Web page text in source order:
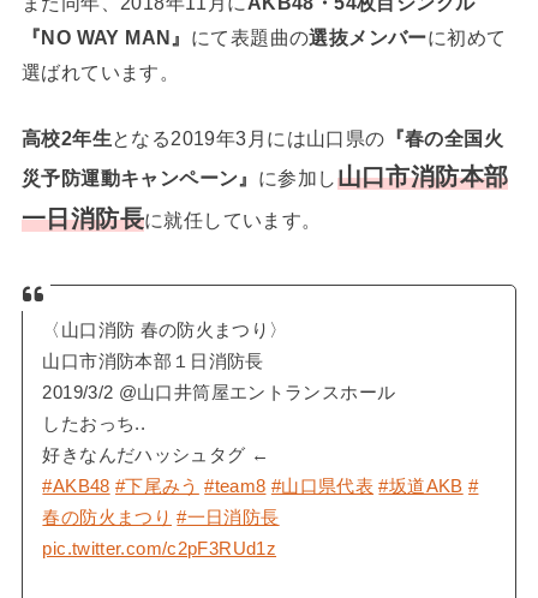
『NO WAY MAN』 にて表題曲の選抜メンバーに初めて
選ばれています。
高校2年生となる2019年3月には山口県の 『春の全国火
災予防運動キャンペーン』 に参加し山口市消防本部
一日消防長に就任しています。
〈山口消防 春の防火まつり〉
山口市消防本部１日消防長
2019/3/2 @山口井筒屋エントランスホール
したおっち..
好きなんだハッシュタグ ←
#AKB48 #下尾みう #team8 #山口県代表 #坂道AKB #
春の防火まつり #一日消防長
pic.twitter.com/c2pF3RUd1z